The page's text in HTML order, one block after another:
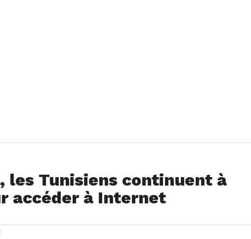
les Tunisiens continuent à
accéder à Internet